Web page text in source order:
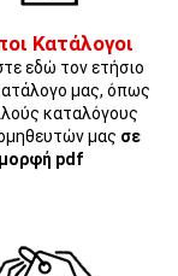
Κατάλογοι
εδώ τον ετήσιο
μας, όπως
καταλόγους
μας σε
μορφή pdf